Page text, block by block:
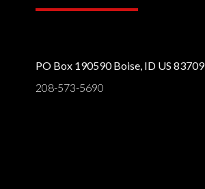
PO Box 190590 Boise, ID US 83709
208-573-5690